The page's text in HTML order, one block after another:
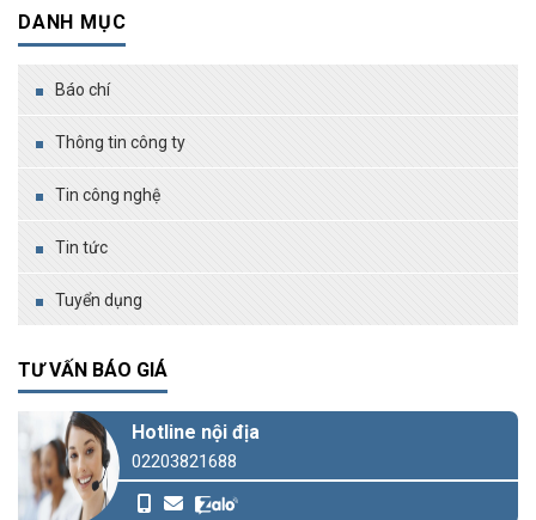
DANH MỤC
Báo chí
Thông tin công ty
Tin công nghệ
Tin tức
Tuyển dụng
TƯ VẤN BÁO GIÁ
Hotline nội địa
02203821688